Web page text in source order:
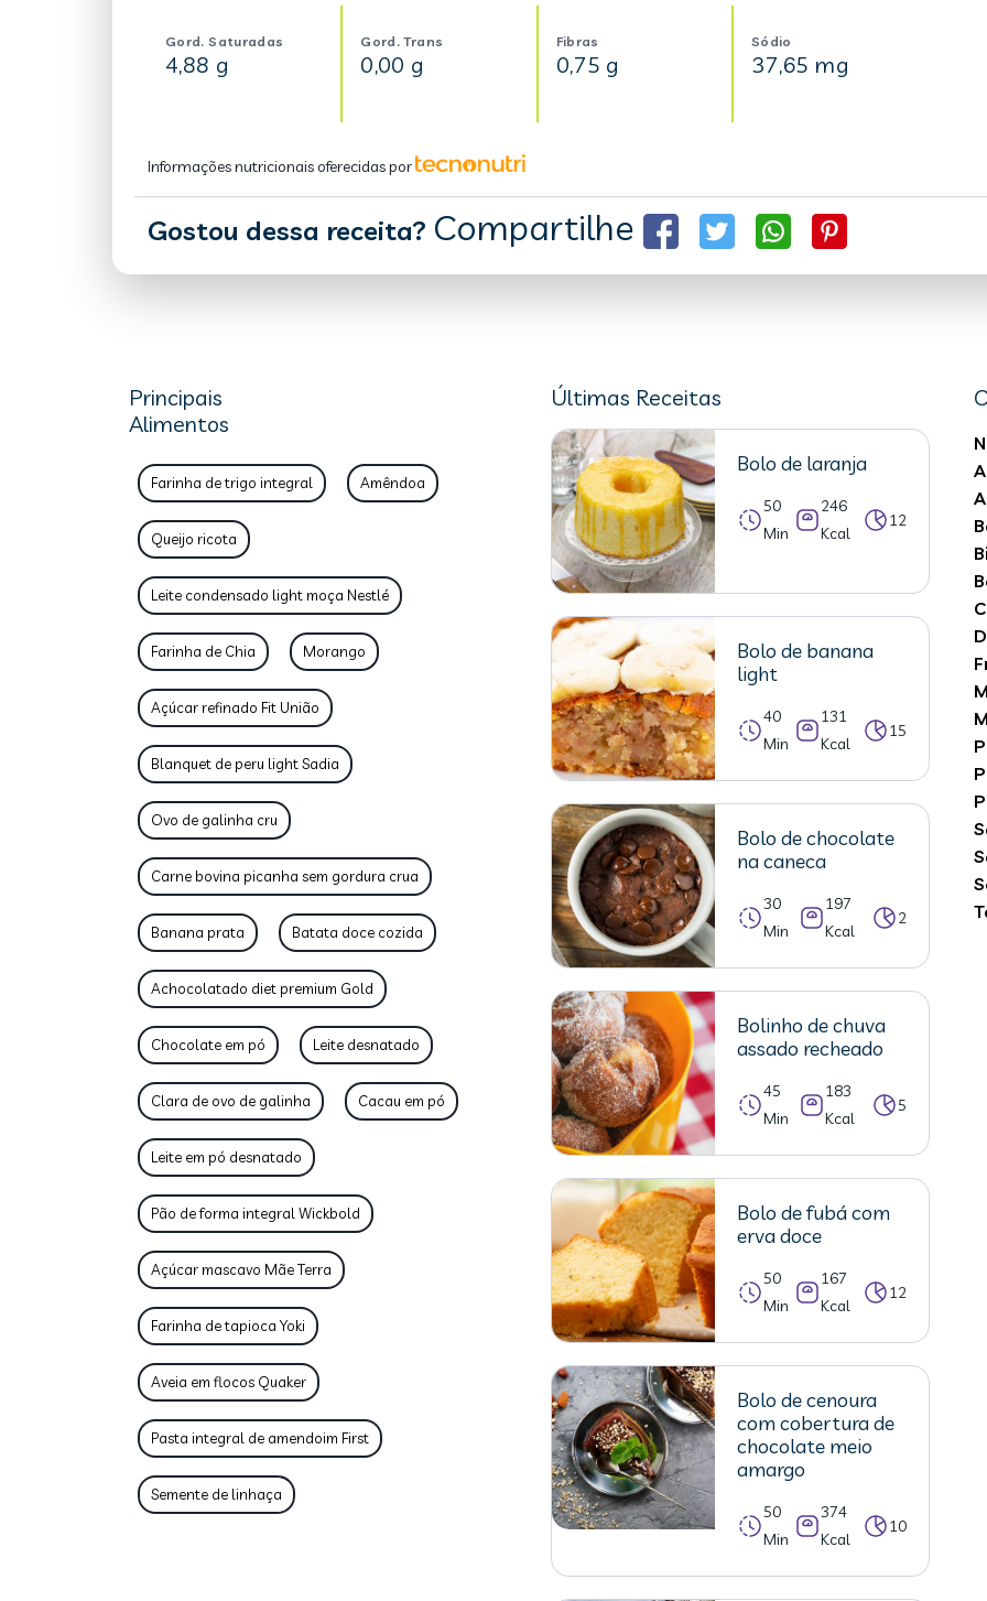
Gord. Saturadas
4,88 g
Gord. Trans
0,00 g
Fibras
0,75 g
Sódio
37,65 mg
Informações nutricionais oferecidas por
Gostou dessa receita? Compartilhe
Principais
Alimentos
Farinha de trigo integral Amêndoa
Queijo ricota
Leite condensado light moça Nestlé
Farinha de Chia Morango
Açúcar refinado Fit União
Blanquet de peru light Sadia
Ovo de galinha cru
Carne bovina picanha sem gordura crua
Banana prata Batata doce cozida
Achocolatado diet premium Gold
Chocolate em pó Leite desnatado
Clara de ovo de galinha Cacau em pó
Leite em pó desnatado
Pão de forma integral Wickbold
Açúcar mascavo Mãe Terra
Farinha de tapioca Yoki
Aveia em flocos Quaker
Pasta integral de amendoim First
Semente de linhaça
Últimas Receitas
Bolo de laranja
50
Min
246
Kcal
12
Bolo de banana
light
40
Min
131
Kcal
15
Bolo de chocolate
na caneca
30
Min
197
Kcal
2
Bolinho de chuva
assado recheado
45
Min
183
Kcal
5
Bolo de fubá com
erva doce
50
Min
167
Kcal
12
Bolo de cenoura
com cobertura de
chocolate meio
amargo
50
Min
374
Kcal
10